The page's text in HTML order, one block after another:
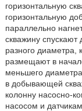
горизонтальную
горизонтальную
параллельно
скважину
разного диаметра,
размещают в
меньшего
в добывающей
колонну насосно-
насосом и